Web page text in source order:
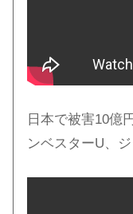
日本で被害10億
ンベスターU、ジ